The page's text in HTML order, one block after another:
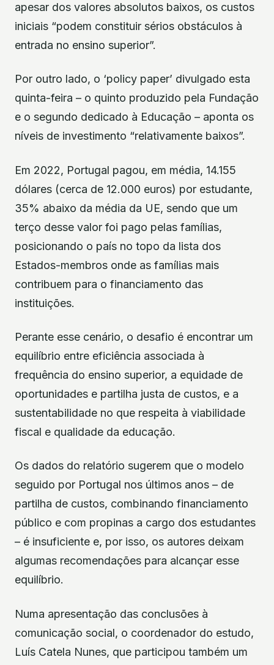
apesar dos valores absolutos baixos, os custos
iniciais “podem constituir sérios obstáculos à
entrada no ensino superior”.
Por outro lado, o ‘policy paper’ divulgado esta
quinta-feira – o quinto produzido pela Fundação
e o segundo dedicado à Educação – aponta os
níveis de investimento “relativamente baixos”.
Em 2022, Portugal pagou, em média, 14.155
dólares (cerca de 12.000 euros) por estudante,
35% abaixo da média da UE, sendo que um
terço desse valor foi pago pelas famílias,
posicionando o país no topo da lista dos
Estados-membros onde as famílias mais
contribuem para o financiamento das
instituições.
Perante esse cenário, o desafio é encontrar um
equilíbrio entre eficiência associada à
frequência do ensino superior, a equidade de
oportunidades e partilha justa de custos, e a
sustentabilidade no que respeita à viabilidade
fiscal e qualidade da educação.
Os dados do relatório sugerem que o modelo
seguido por Portugal nos últimos anos – de
partilha de custos, combinando financiamento
público e com propinas a cargo dos estudantes
– é insuficiente e, por isso, os autores deixam
algumas recomendações para alcançar esse
equilíbrio.
Numa apresentação das conclusões à
comunicação social, o coordenador do estudo,
Luís Catela Nunes, que participou também um